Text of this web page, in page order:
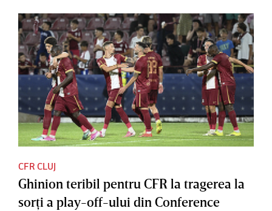
CFR CLUJ
Ghinion teribil pentru CFR la tragerea la
sorţi a play-off-ului din Conference